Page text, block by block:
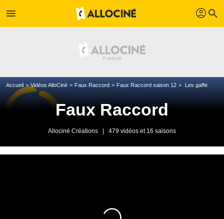
menu profil search
Accueil Vidéos AlloCiné Faux Raccord Faux Raccord saison 12 Les gaffes et erreurs de Alien
Faux Raccord
Allociné Créations 479 vidéos et 16 saisons